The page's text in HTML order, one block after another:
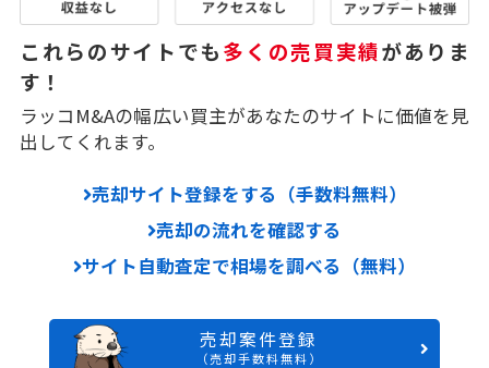
これらのサイトでも多くの売買実績がありま
す！
ラッコM&Aの幅広い買主があなたのサイトに価値を見
出してくれます。
売却サイト登録をする（手数料無料）
売却の流れを確認する
サイト自動査定で相場を調べる（無料）
売却案件登録
（売却手数料無料）